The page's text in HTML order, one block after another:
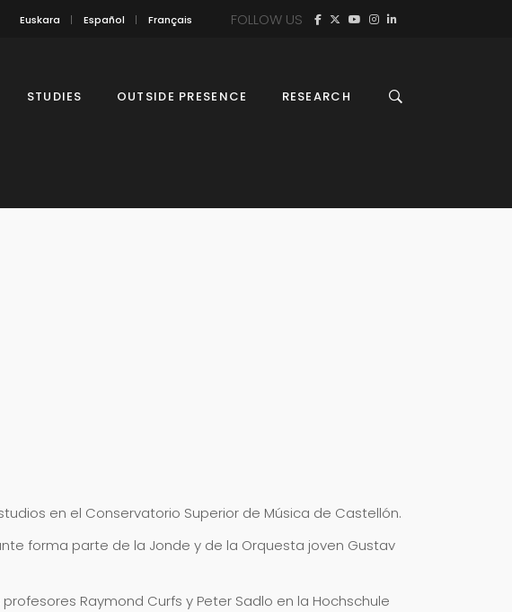
Euskara Español Français FOLLOW US
STUDIES OUTSIDE PRESENCE RESEARCH
en el Conservatorio Superior de Música de Castellón.
forma parte de la Jonde y de la Orquesta joven Gustav
Raymond Curfs y Peter Sadlo en la Hochschule